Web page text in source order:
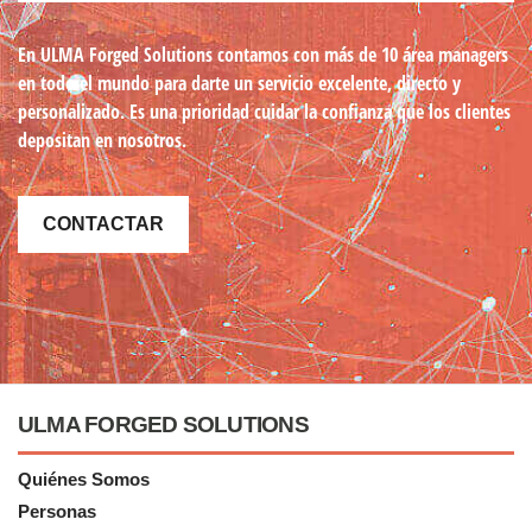
En ULMA Forged Solutions contamos con más de 10 área managers
en todo el mundopara darte un servicio excelente, directo y
personalizado. Es una prioridad cuidar la confianza que los clientes
depositan en nosotros.
CONTACTAR
ULMA FORGED SOLUTIONS
Quiénes Somos
Personas